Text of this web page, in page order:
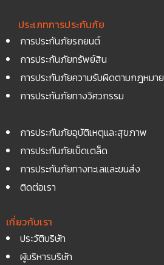
ประเภทการประกันภัย
การประกันภัยรถยนต์
การประกันภัยทรัพย์สิน
การประกันภัยความรับผิดตามกฎหมาย
การประกันภัยทางวิศวกรรม
การประกันภัยอุบัติเหตุและสุขภาพ
การประกันภัยเบ็ดเตล็ด
การประกันภัยทางทะเลและขนส่ง
ติดต่อเรา
เกี่ยวกับเรา
ประวัติบริษัท
ผู้บริหารบริษัท